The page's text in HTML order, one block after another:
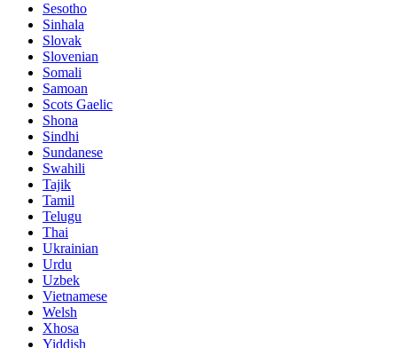
Sesotho
Sinhala
Slovak
Slovenian
Somali
Samoan
Scots Gaelic
Shona
Sindhi
Sundanese
Swahili
Tajik
Tamil
Telugu
Thai
Ukrainian
Urdu
Uzbek
Vietnamese
Welsh
Xhosa
Yiddish